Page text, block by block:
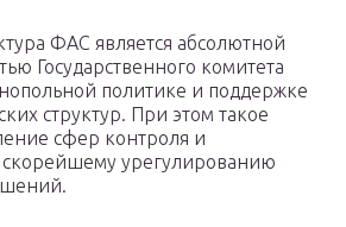
ФАС является абсолютной
Государственного комитета
политике и поддержке
структур. При этом такое
сфер контроля и
скорейшему урегулированию